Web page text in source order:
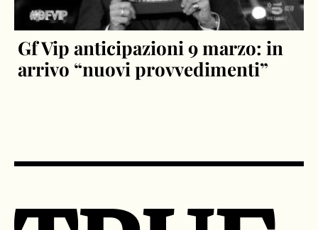
Gf Vip anticipazioni 9 marzo: in
arrivo “nuovi provvedimenti”